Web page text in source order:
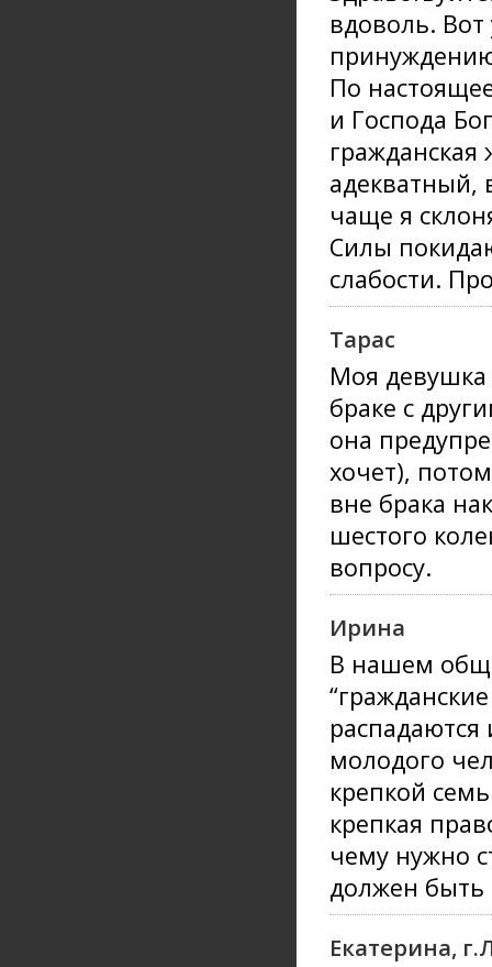
вдоволь.
По
и Господа
адекватный,
чаще я
Силы
слабости.
Тарас
Моя девушка
браке с
она
хочет),
вне брака
шестого
вопросу.
Ирина
В нашем
распадаются
молодого
крепкой
крепкая
чему нужно
должен быть
Екатерина,